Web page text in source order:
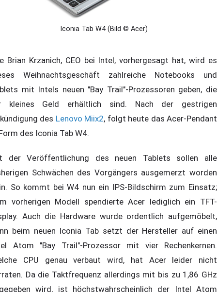
Iconia Tab W4 (Bild © Acer)
Brian Krzanich, CEO bei Intel, vorhergesagt hat, wird es
Weihnachtsgeschäft zahlreiche Notebooks und
mit Intels neuen "Bay Trail"-Prozessoren geben, die
kleines Geld erhältlich sind. Nach der gestrigen
des Lenovo Miix2, folgt heute das Acer-Pendant
des Iconia Tab W4.
der Veröffentlichung des neuen Tablets sollen alle
Schwächen des Vorgängers ausgemerzt worden
So kommt bei W4 nun ein IPS-Bildschirm zum Einsatz;
vorherigen Modell spendierte Acer lediglich ein TFT-
Auch die Hardware wurde ordentlich aufgemöbelt,
beim neuen Iconia Tab setzt der Hersteller auf einen
Atom "Bay Trail"-Prozessor mit vier Rechenkernen.
CPU genau verbaut wird, hat Acer leider nicht
Da die Taktfrequenz allerdings mit bis zu 1,86 GHz
wird, ist höchstwahrscheinlich der Intel Atom